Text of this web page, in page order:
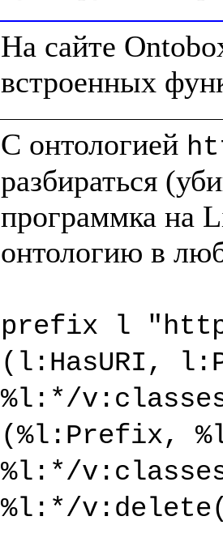
На сайте
С онтологией
разбираться
программка на
онтологию в
prefix l
(l:HasURI,
%l:*/
(%l:Prefix,
%l:*/